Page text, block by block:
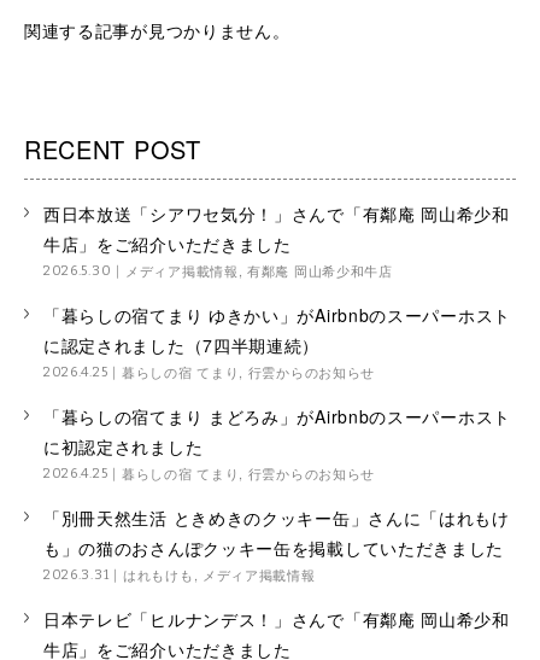
関連する記事が見つかりません。
RECENT POST
西日本放送「シアワセ気分！」さんで「有鄰庵 岡山希少和
牛店」をご紹介いただきました
2026.5.30 メディア掲載情報,有鄰庵 岡山希少和牛店
「暮らしの宿てまり ゆきかい」がAirbnbのスーパーホスト
に認定されました（7四半期連続）
2026.4.25 暮らしの宿 てまり , 行雲からのお知らせ
「暮らしの宿てまり まどろみ」がAirbnbのスーパーホスト
に初認定されました
2026.4.25 暮らしの宿 てまり , 行雲からのお知らせ
「別冊天然生活 ときめきのクッキー缶」さんに「はれもけ
も」の猫のおさんぽクッキー缶を掲載していただきました
2026.3.31 はれもけも , メディア掲載情報
日本テレビ「ヒルナンデス！」さんで「有鄰庵 岡山希少和
牛店」をご紹介いただきました